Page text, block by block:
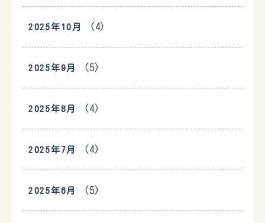
2025年10月 (4)
2025年9月 (5)
2025年8月 (4)
2025年7月 (4)
2025年6月 (5)